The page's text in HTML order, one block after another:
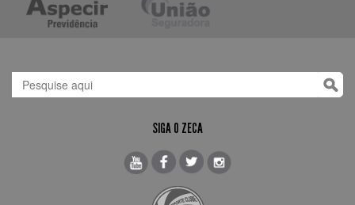
SIGA O ZECA